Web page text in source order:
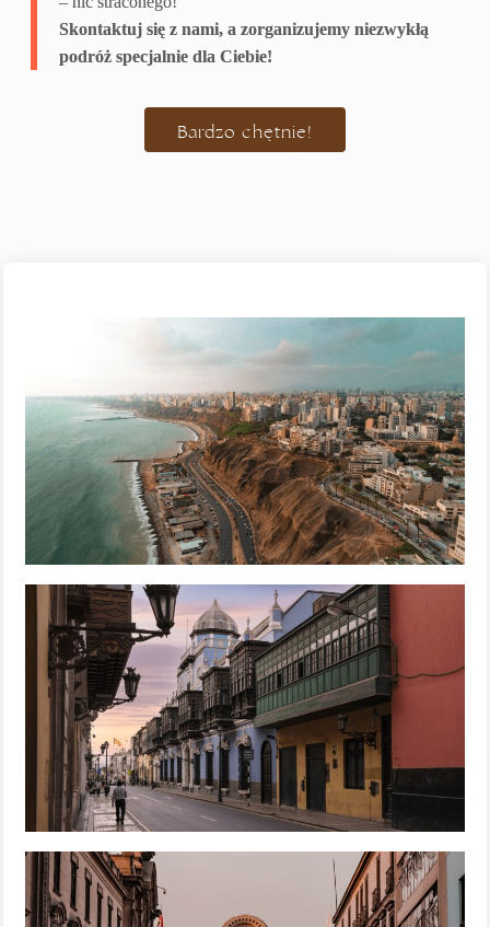
Skontaktuj się z nami, a zorganizujemy niezwykłą
podróż specjalnie dla Ciebie!
Bardzo chętnie!